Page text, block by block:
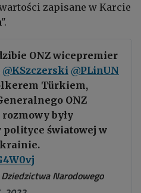
zapisane w Karcie
ONZ wicepremier
@KSzczerski @PLinUN
Türkiem,
ONZ
były
światowej w
Narodowego